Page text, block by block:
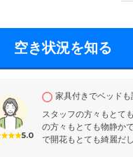
空き状況を知る
5.0
家具付きでベッド
スタッフの方々もとて
の方々もとても物静か
で開花もとても綺麗だ